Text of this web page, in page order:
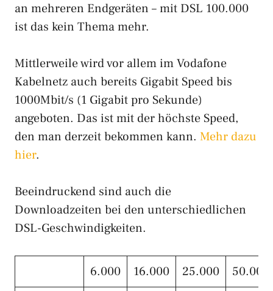
an mehreren Endgeräten – mit DSL 100.000
ist das kein Thema mehr.
Mittlerweile wird vor allem im Vodafone
Kabelnetz auch bereits Gigabit Speed bis
1000Mbit/s (1 Gigabit pro Sekunde)
angeboten. Das ist mit der höchste Speed,
den man derzeit bekommen kann. Mehr dazu
hier.
Beeindruckend sind auch die
Downloadzeiten bei den unterschiedlichen
DSL-Geschwindigkeiten.
6.000 16.000 25.000 50.000